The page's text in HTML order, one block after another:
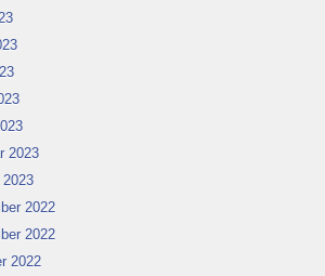
2023
2022
2022
2022